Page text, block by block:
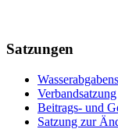
Satzungen
Verbandsatzung
Beitrags- und
Satzung zur